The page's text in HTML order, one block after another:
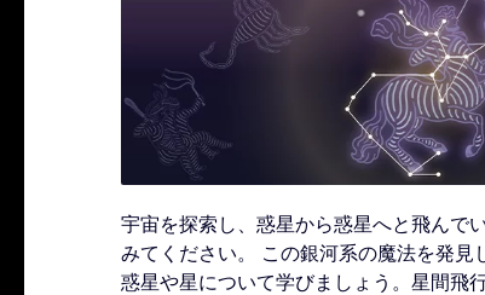
宇宙を探索し、惑星から惑星へと飛んで
みてください。 この銀河系の魔法を発見
惑星や星について学びましょう。星間飛